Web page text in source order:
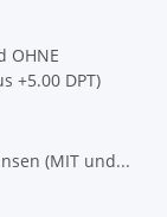
OHNE
+5.00 DPT)